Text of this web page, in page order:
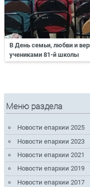
В День семьи, любви и
учениками 81-й школы
Меню раздела
Новости епархии 2025
Новости епархии 2023
Новости епархии 2021
Новости епархии 2019
Новости епархии 2017